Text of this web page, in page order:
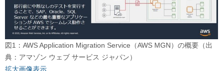
図1：AWS Application Migration Service（AWS MGN）の概要（出
典：アマゾン ウェブ サービス ジャパン）
拡大画像表示